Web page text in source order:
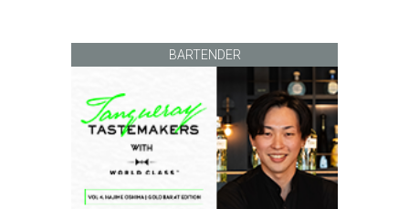
BARTENDER